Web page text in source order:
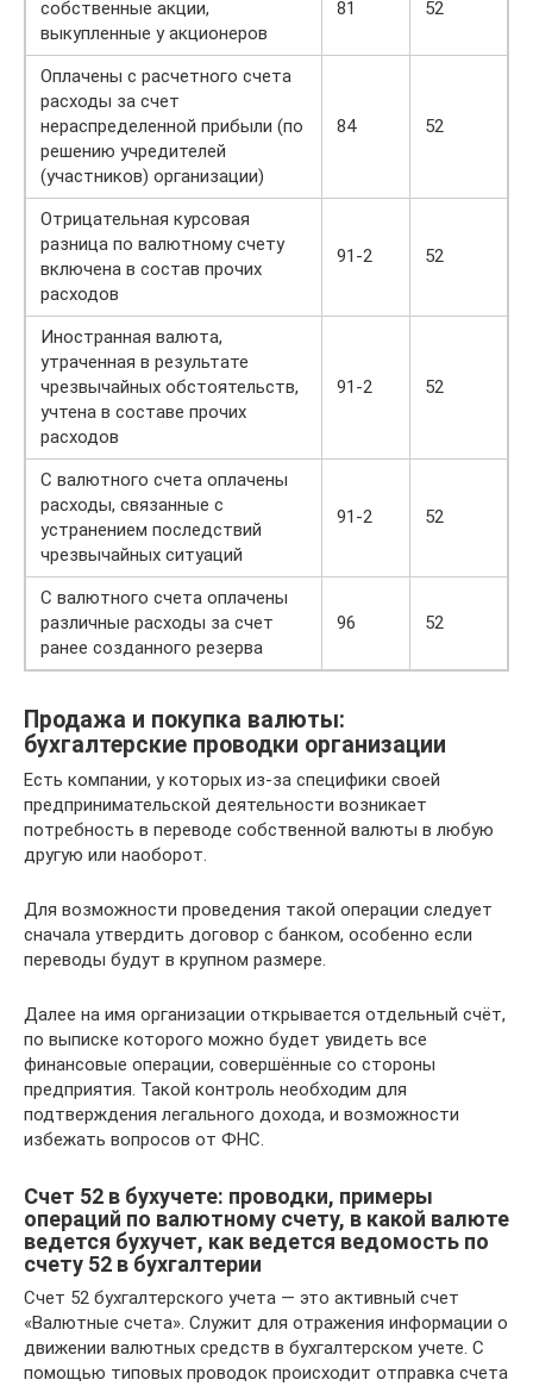
собственные акции,
выкупленные у акционеров
81 52
Оплачены с расчетного счета
расходы за счет
нераспределенной прибыли (по
решению учредителей
(участников) организации)
84 52
Отрицательная курсовая
разница по валютному счету
включена в состав прочих
расходов
91-2 52
Иностранная валюта,
утраченная в результате
чрезвычайных обстоятельств,
учтена в составе прочих
расходов
91-2 52
С валютного счета оплачены
расходы, связанные с
устранением последствий
чрезвычайных ситуаций
91-2 52
С валютного счета оплачены
различные расходы за счет
ранее созданного резерва
96 52
Продажа и покупка валюты:
бухгалтерские проводки организации
Есть компании, у которых из-за специфики своей
предпринимательской деятельности возникает
потребность в переводе собственной валюты в любую
другую или наоборот.
Для возможности проведения такой операции следует
сначала утвердить договор с банком, особенно если
переводы будут в крупном размере.
Далее на имя организации открывается отдельный счёт,
по выписке которого можно будет увидеть все
финансовые операции, совершённые со стороны
предприятия. Такой контроль необходим для
подтверждения легального дохода, и возможности
избежать вопросов от ФНС.
Счет 52 в бухучете: проводки, примеры
операций по валютному счету, в какой валюте
ведется бухучет, как ведется ведомость по
счету 52 в бухгалтерии
Счет 52 бухгалтерского учета — это активный счет
«Валютные счета». Служит для отражения информации о
движении валютных средств в бухгалтерском учете. С
помощью типовых проводок происходит отправка счета